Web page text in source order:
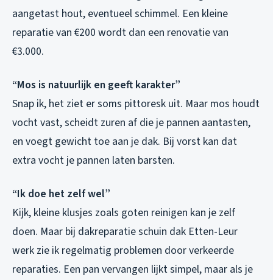
aangetast hout, eventueel schimmel. Een kleine
reparatie van €200 wordt dan een renovatie van
€3.000.
“Mos is natuurlijk en geeft karakter”
Snap ik, het ziet er soms pittoresk uit. Maar mos houdt
vocht vast, scheidt zuren af die je pannen aantasten,
en voegt gewicht toe aan je dak. Bij vorst kan dat
extra vocht je pannen laten barsten.
“Ik doe het zelf wel”
Kijk, kleine klusjes zoals goten reinigen kan je zelf
doen. Maar bij dakreparatie schuin dak Etten-Leur
werk zie ik regelmatig problemen door verkeerde
reparaties. Een pan vervangen lijkt simpel, maar als je